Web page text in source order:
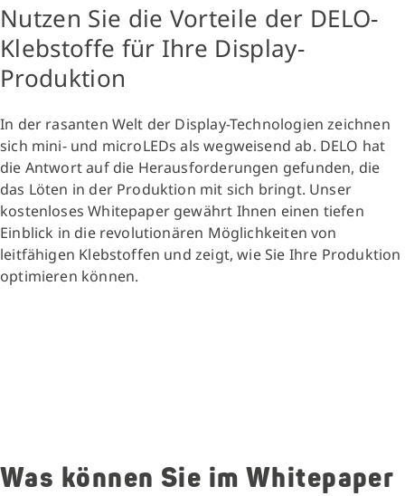
Nutzen Sie die Vorteile der DELO-
Klebstoffe für Ihre Display-
Produktion
In der rasanten Welt der Display-Technologien zeichnen
sich mini- und microLEDs als wegweisend ab. DELO hat
die Antwort auf die Herausforderungen gefunden, die
das Löten in der Produktion mit sich bringt. Unser
kostenloses Whitepaper gewährt Ihnen einen tiefen
Einblick in die revolutionären Möglichkeiten von
leitfähigen Klebstoffen und zeigt, wie Sie Ihre Produktion
optimieren können.
Was können Sie im Whitepaper